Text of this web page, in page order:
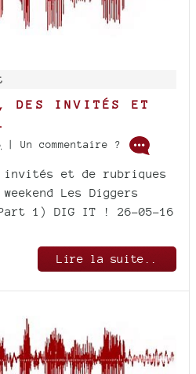
DES INVITÉS ET
| Un commentaire ?
invités et de rubriques
Les Diggers
1) DIG IT ! 26-05-16
Lire la suite..